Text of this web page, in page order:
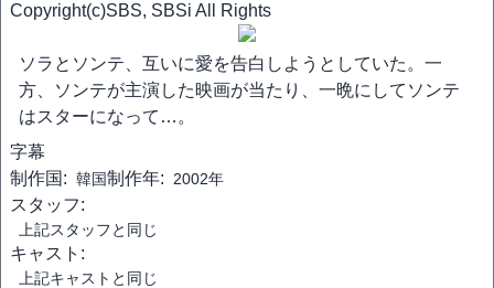
Copyright(c)SBS, SBSi All Rights
ソラとソンテ、互いに愛を告白しようとしていた。一
方、ソンテが主演した映画が当たり、一晩にしてソンテ
はスターになって…。
字幕
制作国: 韓国制作年: 2002年
スタッフ:
上記スタッフと同じ
キャスト:
上記キャストと同じ